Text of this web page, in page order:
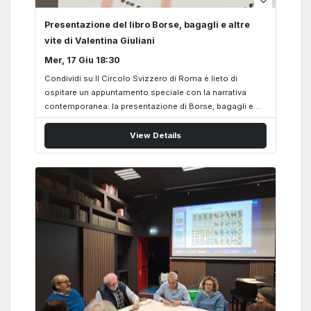
Presentazione del libro Borse, bagagli e altre
vite di Valentina Giuliani
Mer, 17 Giu 18:30
Condividi su:Il Circolo Svizzero di Roma è lieto di
ospitare un appuntamento speciale con la narrativa
contemporanea: la presentazione di Borse, bagagli e
altre vite, nuova raccolta di racconti di Valentina Giuliani,
pubblicata dall’editore locarnese Armando Dadò Editore.
“Mirava e rimirava quell’elegante borsetta scura,
marito. Gli occhi chiusi per sentire gli odori e
abbandonarsi alla stretta, i palmi aperti sul morbido
pellame…” Diciotto racconti, diciotto intensi viaggi
nell’universo femminile, dove oggetti quotidiani come
borse, valigie e zaini diventano simboli di identità,
memoria, forza e intimità. Storie capaci di emozionare e
View Details